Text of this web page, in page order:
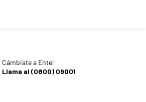
Cámbiate a Entel
Llama al (0800) 09001